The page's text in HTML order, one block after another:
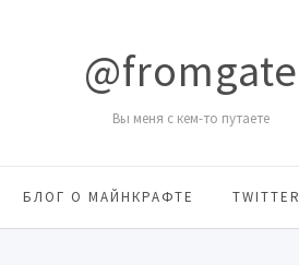
@fromgate
Вы меня с кем-то путаете
БЛОГ О МАЙНКРАФТЕ TWITTER